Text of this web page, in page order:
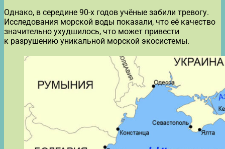
Однако, в середине 90-х годов учёные забили тревогу.
Исследования морской воды показали, что её качество
значительно ухудшилось, что может привести
к разрушению уникальной морской экосистемы.